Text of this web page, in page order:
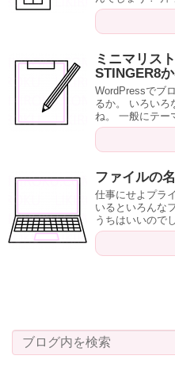
ミニマリス
STINGER8
WordPressでブ
るか。 いろいろ
ね。 一般にテー
ファイルの
仕事にせよプラ
いるといろんな
うちはいいので